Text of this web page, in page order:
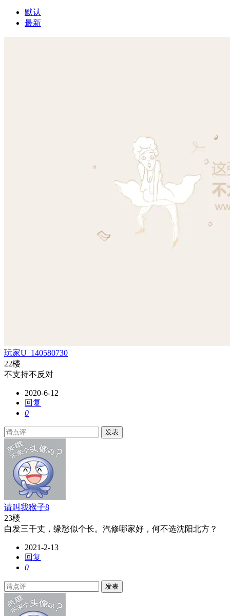
默认
最新
玩家U_140580730
22楼
不支持不反对
2020-6-12
回复
0
发表
请叫我猴子8
23楼
白发三千丈，缘愁似个长。汽修哪家好，何不选沈阳北方？
2021-2-13
回复
0
发表